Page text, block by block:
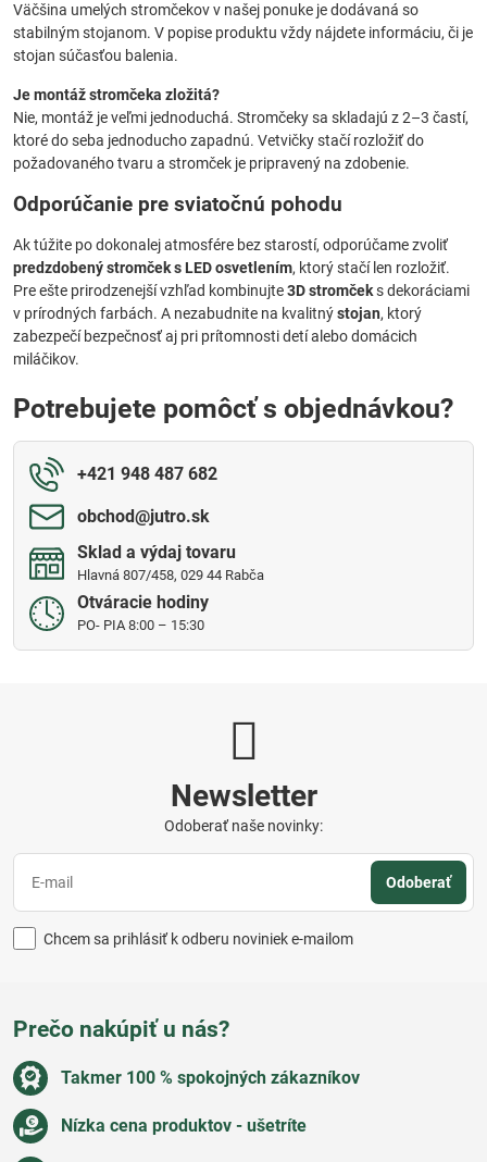
Väčšina umelých stromčekov v našej ponuke je dodávaná so
stabilným stojanom. V popise produktu vždy nájdete informáciu, či je
stojan súčasťou balenia.
Je montáž stromčeka zložitá?
Nie, montáž je veľmi jednoduchá. Stromčeky sa skladajú z 2–3 častí,
ktoré do seba jednoducho zapadnú. Vetvičky stačí rozložiť do
požadovaného tvaru a stromček je pripravený na zdobenie.
Odporúčanie pre sviatočnú pohodu
Ak túžite po dokonalej atmosfére bez starostí, odporúčame zvoliť
predzdobený stromček s LED osvetlením, ktorý stačí len rozložiť.
Pre ešte prirodzenejší vzhľad kombinujte3D stromčeks dekoráciami
v prírodných farbách. A nezabudnite na kvalitnýstojan, ktorý
zabezpečí bezpečnosť aj pri prítomnosti detí alebo domácich
miláčikov.
Potrebujete pomôcť s objednávkou?
+421 948 487 682
obchod​@jutro​.sk
Sklad a výdaj tovaru
Hlavná 807/458, 029 44 Rabča
Otváracie hodiny
PO- PIA 8:00 – 15:30
Newsletter
Odoberať naše novinky:
Odoberať
Chcem sa prihlásiť k odberu noviniek e-mailom
Prečo nakúpiť u nás?
Takmer 100 % spokojných zákazníkov
Nízka cena produktov - ušetríte